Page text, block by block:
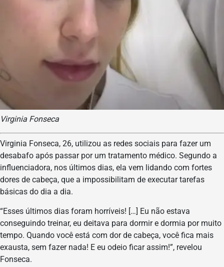
Virginia Fonseca
Virginia Fonseca, 26, utilizou as redes sociais para fazer um
desabafo após passar por um tratamento médico. Segundo a
influenciadora, nos últimos dias, ela vem lidando com fortes
dores de cabeça, que a impossibilitam de executar tarefas
básicas do dia a dia.
“Esses últimos dias foram horríveis! […] Eu não estava
conseguindo treinar, eu deitava para dormir e dormia por muito
tempo. Quando você está com dor de cabeça, você fica mais
exausta, sem fazer nada! E eu odeio ficar assim!”, revelou
Fonseca.